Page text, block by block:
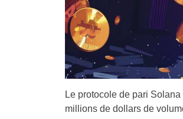
Le protocole de pari
millions de dollars de